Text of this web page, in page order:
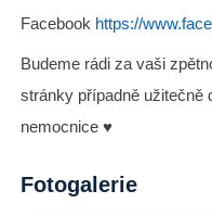
Facebook https://
Budeme rádi za vaši
stránky případně užitečně
nemocnice ♥️
Fotogalerie